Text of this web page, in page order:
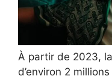
À partir de 2023,
d’environ 2